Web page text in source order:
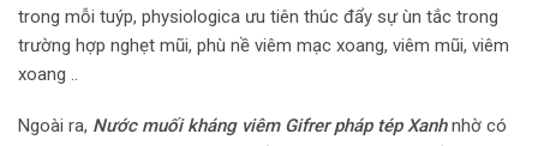
trong mỗi tuýp, physiologica ưu tiên thúc đẩy sự ùn tắc trong
trường hợp nghẹt mũi, phù nề viêm mạc xoang, viêm mũi, viêm
xoang ..
Ngoài ra, Nước muối kháng viêm Gifrer pháp tép Xanhnhờ có